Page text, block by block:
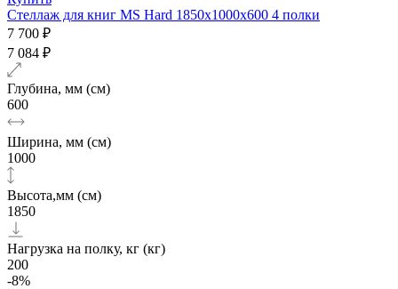
Стеллаж для книг MS Hard 1850х1000x600 4 полки
7 700 ₽
7 084 ₽
Глубина, мм (см)
600
Ширина, мм (см)
1000
Высота,мм (см)
1850
Нагрузка на полку, кг (кг)
200
-8%